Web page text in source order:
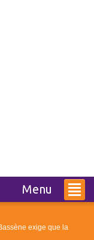
Menu
exige que la